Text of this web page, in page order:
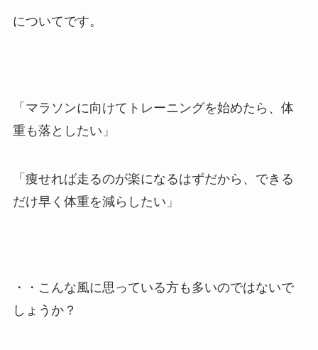
についてです。
「マラソンに向けてトレーニングを始めたら、体
重も落としたい」
「痩せれば走るのが楽になるはずだから、できる
だけ早く体重を減らしたい」
・・こんな風に思っている方も多いのではないで
しょうか？